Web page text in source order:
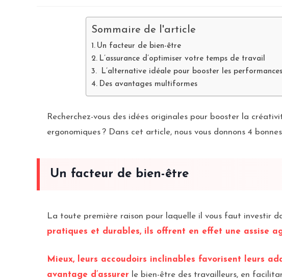
Sommaire de l'article
Un facteur de bien-être
L’assurance d’optimiser votre temps de travail
L’alternative idéale pour booster les
Des avantages multiformes
Recherchez-vous des idées originales pour booster la
ergonomiques ? Dans cet article, nous vous donnons 4
Un facteur de bien-être
La toute première raison pour laquelle il vous faut investir
pratiques et durables, ils offrent en effet une assise
Mieux, leurs accoudoirs inclinables favorisent leurs
avantage d’assurer le bien-être des travailleurs, en